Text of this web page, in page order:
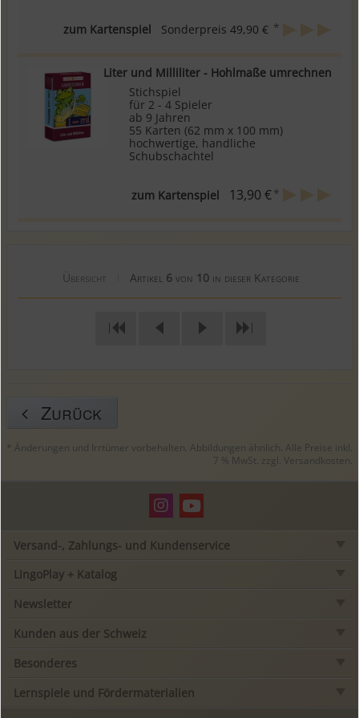
zum Kartenspiel Sonderpreis 49,90 € *
Liter und Milliliter - Hohlmaße umrechnen
Stichspiel
für 2 - 4 Spieler
ab 9 Jahren
55 Karten (62 mm x 100 mm)
hochwertige, handliche
Schubschachtel
zum Kartenspiel 13,90 €*
Übersicht Artikel 6von 10in dieser Kategorie
| |
Zurück
* Änderungen und Irrtümer vorbehalten. Abbildungen ähnlich. Alle Preise inkl.
7 % MwSt. zzgl. Versandkosten.
Versand-, Zahlungs- und Kundenservice
LingoPlay + Katalog
Newsletter
Kunden aus der Schweiz
Besonderes
Lernspiele und Fördermaterialien